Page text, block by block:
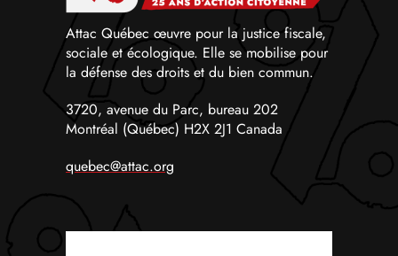
Attac Québec œuvre pour la justice fiscale,
sociale et écologique. Elle se mobilise pour
la défense des droits et du bien commun.
3720, avenue du Parc, bureau 202
Montréal (Québec) H2X 2J1 Canada
quebec@attac.org